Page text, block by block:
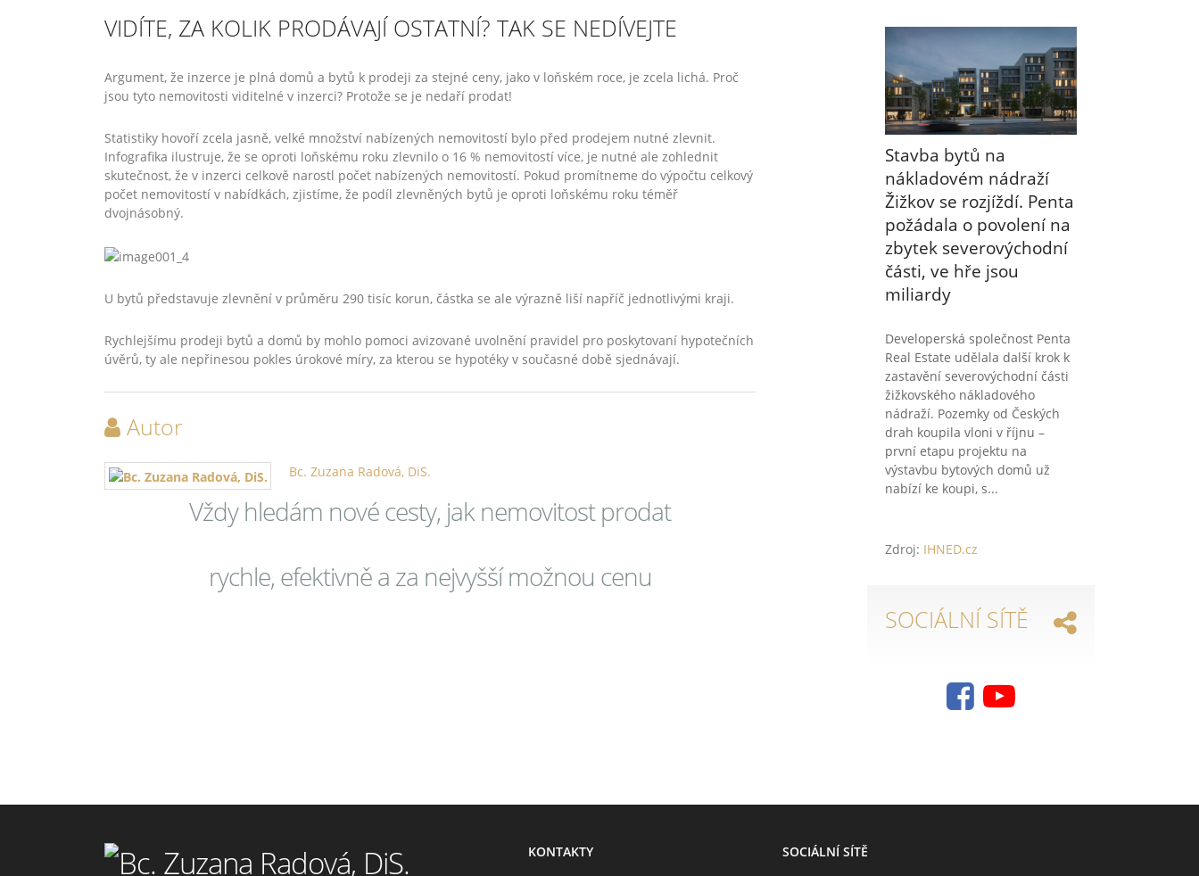
VIDÍTE, ZA KOLIK PRODÁVAJÍ OSTATNÍ? TAK SE NEDÍVEJTE
Argument, že inzerce je plná domů a bytů k prodeji za stejné ceny, jako v loňském roce, je zcela lichá. Proč
jsou tyto nemovitosti viditelné v inzerci? Protože se je nedaří prodat!
Statistiky hovoří zcela jasně, velké množství nabízených nemovitostí bylo před prodejem nutné zlevnit.
Infografika ilustruje, že se oproti loňskému roku zlevnilo o 16 % nemovitostí více, je nutné ale zohlednit
skutečnost, že v inzerci celkově narostl počet nabízených nemovitostí. Pokud promítneme do výpočtu celkový
počet nemovitostí v nabídkách, zjistíme, že podíl zlevněných bytů je oproti loňskému roku téměř
dvojnásobný.
U bytů představuje zlevnění v průměru 290 tisíc korun, částka se ale výrazně liší napříč jednotlivými kraji.
Rychlejšímu prodeji bytů a domů by mohlo pomoci avizované uvolnění pravidel pro poskytovaní hypotečních
úvěrů, ty ale nepřinesou pokles úrokové míry, za kterou se hypotéky v současné době sjednávají.
Autor
Bc. Zuzana Radová, DiS.
Vždy hledám nové cesty, jak nemovitost prodat
rychle, efektivně a za nejvyšší možnou cenu
Stavba bytů na
nákladovém nádraží
Žižkov se rozjíždí. Penta
požádala o povolení na
zbytek severovýchodní
části, ve hře jsou
miliardy
Developerská společnost Penta
Real Estate udělala další krok k
zastavění severovýchodní části
žižkovského nákladového
nádraží. Pozemky od Českých
drah koupila vloni v říjnu –
první etapu projektu na
výstavbu bytových domů už
nabízí ke koupi, s...
Zdroj: IHNED.cz
SOCIÁLNÍ SÍTĚ
KONTAKTY SOCIÁLNÍ SÍTĚ